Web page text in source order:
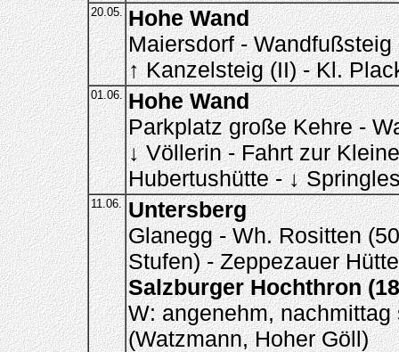
20.05. Hohe Wand
Maiersdorf -
↑ Kanzelsteig (II) - Kl.
01.06. Hohe Wand
Parkplatz große Kehre -
↓ Völlerin - Fahrt zur
Hubertushütte - ↓
11.06. Untersberg
Glanegg - Wh. Rositten
Stufen) - Zeppezauer
Salzburger Hochthron
W: angenehm,
(Watzmann, Hoher Göll)